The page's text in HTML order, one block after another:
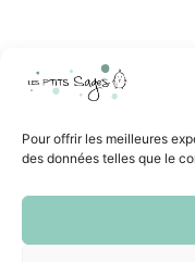
Pour offrir les meilleures
des données telles que le